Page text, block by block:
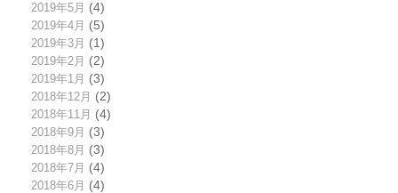
2019年5月 (4)
2019年4月 (5)
2019年3月 (1)
2019年2月 (2)
2019年1月 (3)
2018年12月 (2)
2018年11月 (4)
2018年9月 (3)
2018年8月 (3)
2018年7月 (4)
2018年6月 (4)